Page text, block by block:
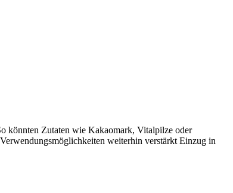
könnten Zutaten wie Kakaomark, Vitalpilze oder
weiterhin verstärkt Einzug in